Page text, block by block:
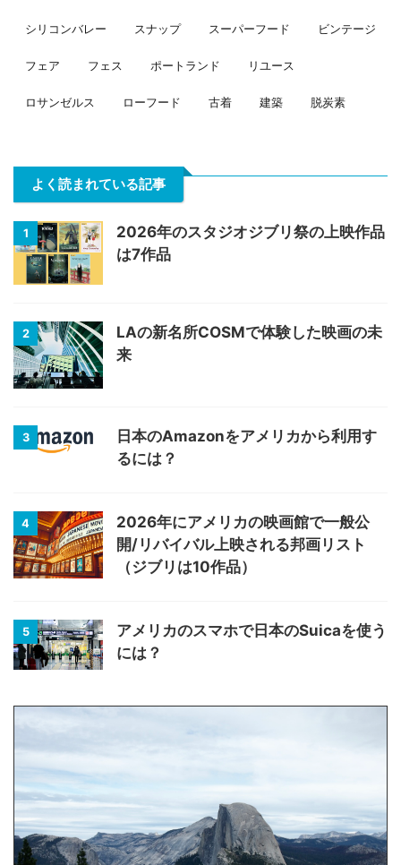
シリコンバレー スナップ スーパーフード ビンテージ
フェア フェス ポートランド リユース
ロサンゼルス ローフード 古着 建築 脱炭素
よく読まれている記事
1
2026年のスタジオジブリ祭の上映作品
は7作品
2
LAの新名所COSMで体験した映画の未
来
3
日本のAmazonをアメリカから利用す
るには？
4
2026年にアメリカの映画館で一般公
開/リバイバル上映される邦画リスト
（ジブリは10作品）
5
アメリカのスマホで日本のSuicaを使う
には？